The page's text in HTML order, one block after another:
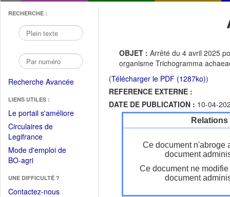
RECHERCHE :
Recherche Avancée
LIENS UTILES :
Le portail s'améliore(Fichier
Circulaires de
Legifrance(Ouvrir
dans
une
fenêtre)
Mode d'emploi de
BO-agri(Ouvrir
une
nouvelle
UNE DIFFICULTÉ ?
Contactez-nous
OBJET : Arrêté du 4 avril 2025
organisme Trichogramma
(Télécharger le PDF (1287ko))
REFERENCE EXTERNE :
DATE DE PUBLICATION : 10-04-
Ce document n'abroge
document
Ce document ne
document